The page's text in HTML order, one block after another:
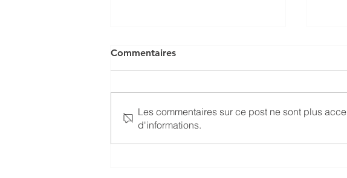
Maison des Compagnies à
Commentaires
Les commentaires sur ce post ne sont plus
d'informations.